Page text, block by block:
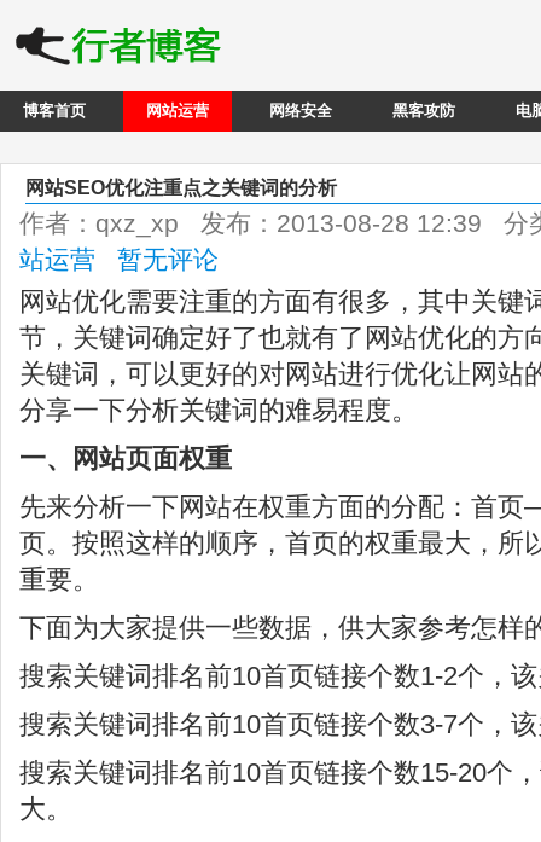
博客首页 网站运营 网络安全 黑客攻防 电
网站SEO优化注重点之关键词的分析
作者：qxz_xp 发布：2013-08-28 12:39 分
站运营
暂无评论
网站优化需要注重的方面有很多，其中关键
节，关键词确定好了也就有了网站优化的方
关键词，可以更好的对网站进行优化让网站
分享一下分析关键词的难易程度。
一、网站页面权重
先来分析一下网站在权重方面的分配：首
页。按照这样的顺序，首页的权重最大，所
重要。
下面为大家提供一些数据，供大家参考怎样
搜索关键词排名前10首页链接个数1-2个，
搜索关键词排名前10首页链接个数3-7个，
搜索关键词排名前10首页链接个数15-20个
大。